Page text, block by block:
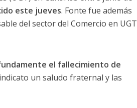
este jueves. Fonte fue además
del sector del Comercio en UGT
el fallecimiento de
un saludo fraternal y las